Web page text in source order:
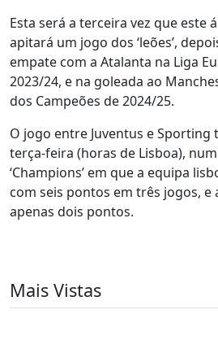
Esta será a terceira vez que este
apitará um jogo dos ‘leões’,
empate com a Atalanta na Liga
2023/24, e na goleada ao
dos Campeões de 2024/25.
O jogo entre Juventus e Sporting
terça-feira (horas de Lisboa),
‘Champions’ em que a equipa
com seis pontos em três jogos, e
apenas dois pontos.
Mais Vistas